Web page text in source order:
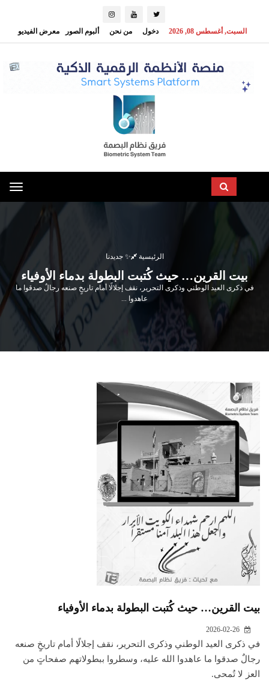
السبت, أغسطس 08, 2026 دخول من نحن ألبوم الصور معرض الفيديو
الرئيسية ✨ جديدنا
بيت القرين… حيث كُتبت البطولة بدماء الأوفياء
في ذكرى العيد الوطني وذكرى التحرير، نقف إجلالًا أمام تاريخٍ صنعه رجالٌ صدقوا ما
عاهدوا ...
بيت القرين… حيث كُتبت البطولة بدماء الأوفياء
في ذكرى العيد الوطني وذكرى التحرير، نقف إجلالًا أمام تاريخٍ صنعه
رجالٌ صدقوا ما عاهدوا الله عليه، وسطروا ببطولاتهم صفحاتٍ من
العز لا تُمحى.